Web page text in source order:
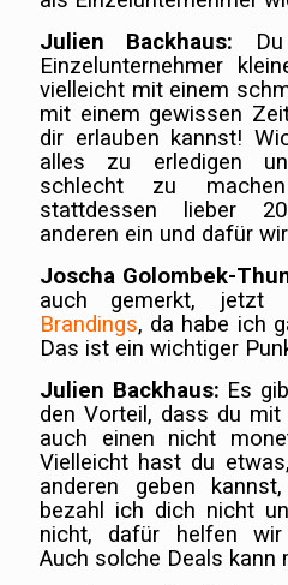
Julien Backhaus:
Einzelunternehmer
vielleicht mit einem
mit einem gewissen
dir erlauben kannst!
alles zu erledigen
schlecht zu
stattdessen lieber
anderen ein und dafür
Joscha Golombek-
auch gemerkt, jetzt
Brandings, da habe ich
Das ist ein wichtiger
Julien Backhaus: Es
den Vorteil, dass du mit
auch einen nicht
Vielleicht hast du
anderen geben
bezahl ich dich nicht
nicht, dafür helfen wir
Auch solche Deals kann